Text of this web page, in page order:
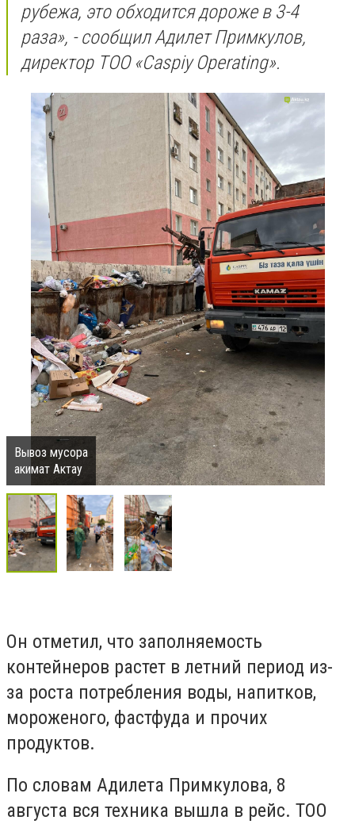
рубежа, это обходится дороже в 3-4
раза», - сообщил Адилет Примкулов,
директор ТОО «Caspiy Operating».
Вывоз мусора
акимат Актау
Он отметил, что заполняемость
контейнеров растет в летний период из-
за роста потребления воды, напитков,
мороженого, фастфуда и прочих
продуктов.
По словам Адилета Примкулова, 8
августа вся техника вышла в рейс. ТОО